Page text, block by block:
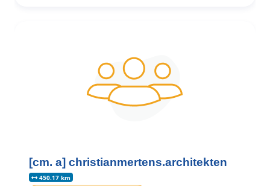
[cm. a] christianmertens.architekten
450.17 km